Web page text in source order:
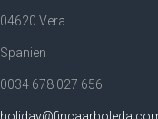
04620 Vera
Spanien
0034 678 027 656